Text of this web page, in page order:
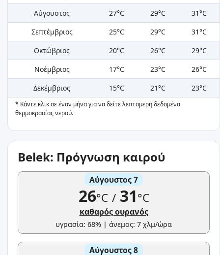
Αύγουστος
27°C 29°C
31°C
Σεπτέμβριος
25°C 29°C
31°C
Οκτώβριος
20°C 26°C
29°C
Νοέμβριος
17°C 23°C
26°C
Δεκέμβριος
15°C 21°C 23°C
* Κάντε κλικ σε έναν μήνα για να δείτε λεπτομερή δεδομένα
θερμοκρασίας νερού.
Belek: Πρόγνωση καιρού
Αύγουστος 7
26°C /31°C
καθαρός ουρανός
υγρασία: 68% | άνεμος: 7 χλμ/ώρα
Αύγουστος 8